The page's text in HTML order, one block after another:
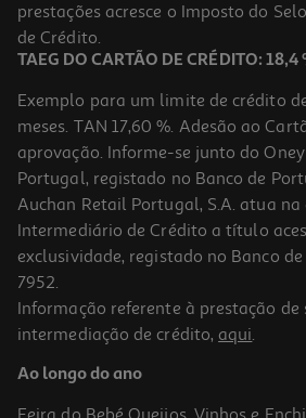
69,99 €
Adaptador Rj45 Qilive Q3312 G4218037
3.99 €/un
prestações acresce o Imposto do
de Crédito.
TAEG DO CARTÃO DE CRÉDITO: 18,4
Exemplo para um limite de crédito
meses. TAN 17,60 %. Adesão ao
aprovação. Informe-se junto do
Portugal, registado no Banco de
Auchan Retail Portugal, S.A. atua
Intermediário de Crédito a título
exclusividade, registado no Banco
7952.
Informação referente à prestação de
intermediação de crédito, aqui.
Ao longo do ano